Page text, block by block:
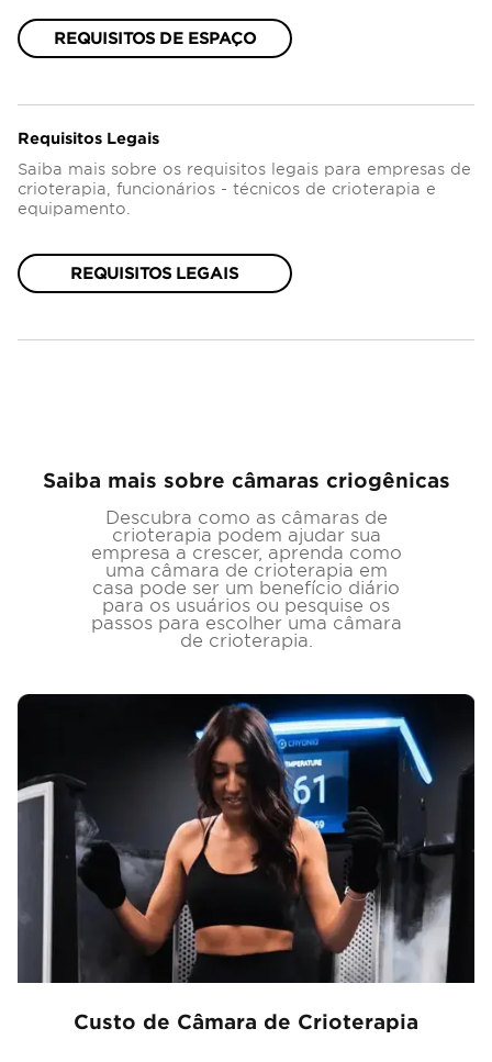
REQUISITOS DE ESPAÇO
Requisitos Legais
Saiba mais sobre os requisitos legais para empresas de
crioterapia, funcionários - técnicos de crioterapia e
equipamento.
REQUISITOS LEGAIS
Saiba mais sobre câmaras criogênicas
Descubra como as câmaras de
crioterapia podem ajudar sua
empresa a crescer, aprenda como
uma câmara de crioterapia em
casa pode ser um benefício diário
para os usuários ou pesquise os
passos para escolher uma câmara
de crioterapia.
Custo de Câmara de Crioterapia